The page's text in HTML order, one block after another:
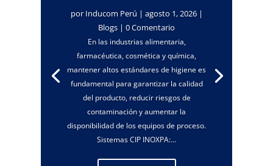
por Inducom Perú | agosto 1, 2026|
Blogs | 0 Comentario
En las industrias alimentaria,
farmacéutica, cosmética y química,
mantener altos estándares de higiene es
fundamental para garantizar la calidad
del producto, reducir riesgos de
contaminación y aumentar la
disponibilidad de los equipos de proceso.
Sistemas CIP INOXPA:...